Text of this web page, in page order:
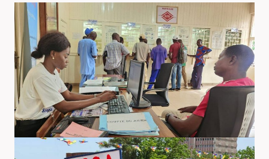
I
C
A
M
O
B
I
L
E
C
N
S
S